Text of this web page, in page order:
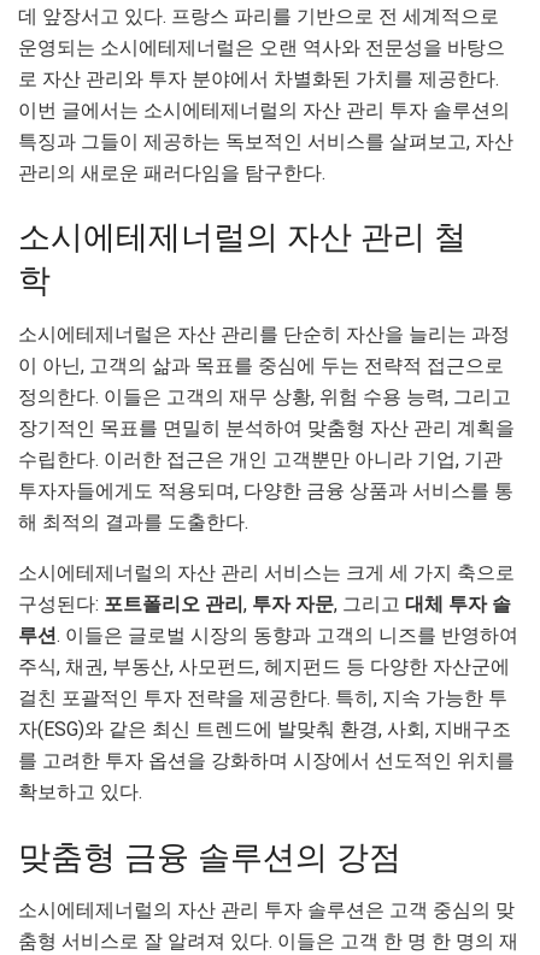
데 앞장서고 있다. 프랑스 파리를 기반으로 전 세계적으로
운영되는 소시에테제너럴은 오랜 역사와 전문성을 바탕으
로 자산 관리와 투자 분야에서 차별화된 가치를 제공한다.
이번 글에서는 소시에테제너럴의 자산 관리 투자 솔루션의
특징과 그들이 제공하는 독보적인 서비스를 살펴보고, 자산
관리의 새로운 패러다임을 탐구한다.
소시에테제너럴의 자산 관리 철
학
소시에테제너럴은 자산 관리를 단순히 자산을 늘리는 과정
이 아닌, 고객의 삶과 목표를 중심에 두는 전략적 접근으로
정의한다. 이들은 고객의 재무 상황, 위험 수용 능력, 그리고
장기적인 목표를 면밀히 분석하여 맞춤형 자산 관리 계획을
수립한다. 이러한 접근은 개인 고객뿐만 아니라 기업, 기관
투자자들에게도 적용되며, 다양한 금융 상품과 서비스를 통
해 최적의 결과를 도출한다.
소시에테제너럴의 자산 관리 서비스는 크게 세 가지 축으로
구성된다: 포트폴리오 관리, 투자 자문, 그리고 대체 투자 솔
루션. 이들은 글로벌 시장의 동향과 고객의 니즈를 반영하여
주식, 채권, 부동산, 사모펀드, 헤지펀드 등 다양한 자산군에
걸친 포괄적인 투자 전략을 제공한다. 특히, 지속 가능한 투
자(ESG)와 같은 최신 트렌드에 발맞춰 환경, 사회, 지배구조
를 고려한 투자 옵션을 강화하며 시장에서 선도적인 위치를
확보하고 있다.
맞춤형 금융 솔루션의 강점
소시에테제너럴의 자산 관리 투자 솔루션은 고객 중심의 맞
춤형 서비스로 잘 알려져 있다. 이들은 고객 한 명 한 명의 재